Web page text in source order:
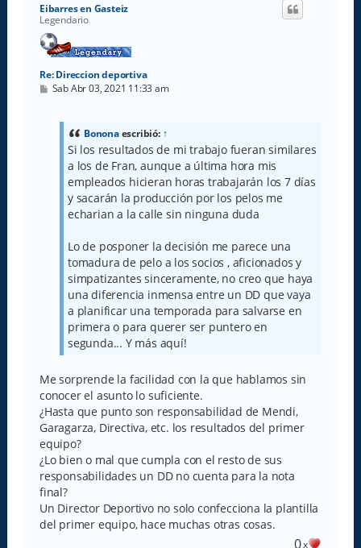
Eibarres en Gasteiz
Legendario
Re: Direccion deportiva
M
Sab Abr 03, 2021 11:33 am
Bononaescribió: ↑
Si los resultados de mi trabajo fueran similares
a los de Fran, aunque a última hora mis
empleados hicieran horas trabajarán los 7 días
y sacarán la producción por los pelos me
echarian a la calle sin ninguna duda
Lo de posponer la decisión me parece una
tomadura de pelo a los socios , aficionados y
simpatizantes sinceramente, no creo que haya
una diferencia inmensa entre un DD que vaya
a planificar una temporada para salvarse en
primera o para querer ser puntero en
segunda... Y más aquí!
Me sorprende la facilidad con la que hablamos sin
conocer el asunto lo suficiente.
¿Hasta que punto son responsabilidad de Mendi,
Garagarza, Directiva, etc. los resultados del primer
equipo?
¿Lo bien o mal que cumpla con el resto de sus
responsabilidades un DD no cuenta para la nota
final?
Un Director Deportivo no solo confecciona la plantilla
del primer equipo, hace muchas otras cosas.
0x